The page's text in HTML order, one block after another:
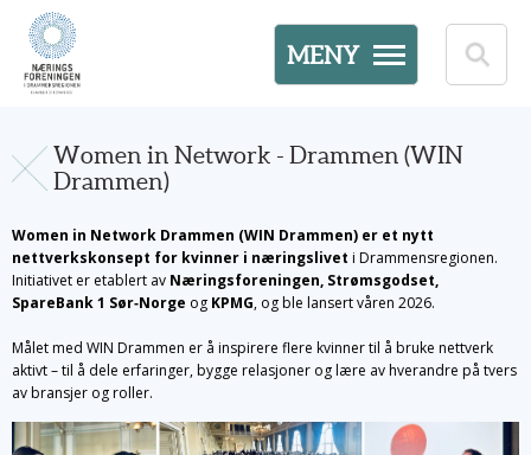
MENY
Women in Network - Drammen (WIN
Drammen)
Women in Network Drammen (WIN Drammen) er et nytt
nettverkskonsept for kvinner i næringslivet i Drammensregionen.
Initiativet er etablert av Næringsforeningen, Strømsgodset,
SpareBank 1 Sør‑Norge og KPMG, og ble lansert våren 2026.
Målet med WIN Drammen er å inspirere flere kvinner til å bruke nettverk
aktivt – til å dele erfaringer, bygge relasjoner og lære av hverandre på tvers
av bransjer og roller.